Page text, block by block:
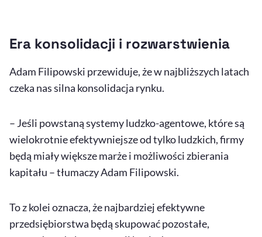
Era konsolidacji i rozwarstwienia
Adam Filipowski przewiduje, że w najbliższych latach
czeka nas silna konsolidacja rynku.
– Jeśli powstaną systemy ludzko-agentowe, które są
wielokrotnie efektywniejsze od tylko ludzkich, firmy
będą miały większe marże i możliwości zbierania
kapitału – tłumaczy Adam Filipowski.
To z kolei oznacza, że najbardziej efektywne
przedsiębiorstwa będą skupować pozostałe,